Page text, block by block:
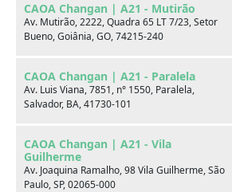
CAOA Changan | A21 - Mutirão
Av. Mutirão, 2222, Quadra 65 LT 7/23, Setor
Bueno, Goiânia, GO, 74215-240
CAOA Changan | A21 - Paralela
Av. Luis Viana, 7851, n° 1550, Paralela,
Salvador, BA, 41730-101
CAOA Changan | A21 - Vila
Guilherme
Av. Joaquina Ramalho, 98 Vila Guilherme, São
Paulo, SP, 02065-000
CAOA Chery TIGGO
1.5 VVT TURBO iFLEX CVT